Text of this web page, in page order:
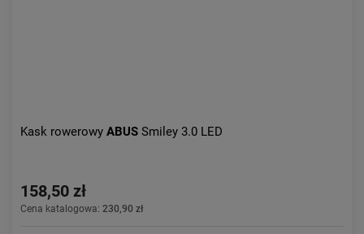
Kask rowerowy ABUS Smiley 3.0 LED
158,50 zł
Cena katalogowa: 230,90 zł